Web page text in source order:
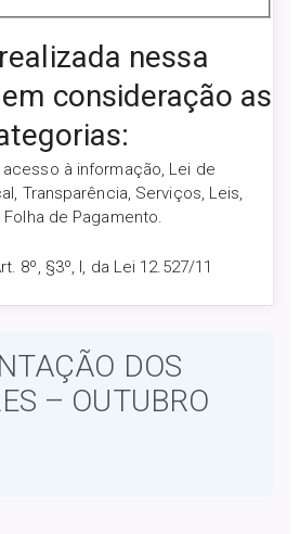
nessa
consideração as
à informação, Lei de
Transparência, Serviços, Leis,
de Pagamento.
8º, §3º, I, da Lei 12.527/11
DOS
– OUTUBRO